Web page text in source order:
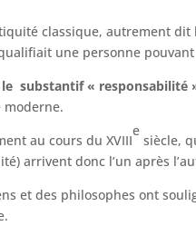
classique, autrement
une personne
le substantif « responsabilité
moderne.
au cours du XVIII
e
siècle,
arrivent donc l’un après
et des philosophes ont